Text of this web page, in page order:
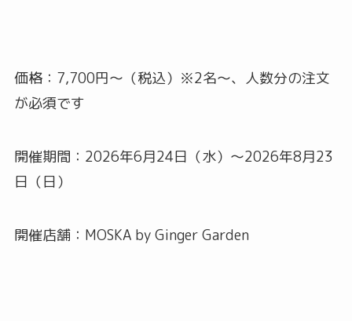
価格：7,700円〜（税込）※2名〜、人数分の注文
が必須です
開催期間：2026年6月24日（水）〜2026年8月23
日（日）
開催店舗：MOSKA by Ginger Garden